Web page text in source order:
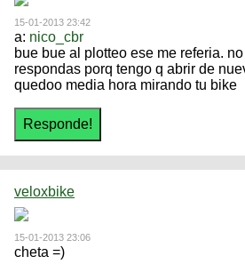
15-01-2013 23:42
a: nico_cbr
bue bue al plotteo ese me referia.
respondas porq tengo q abrir de
quedoo media hora mirando tu bike
veloxbike
15-01-2013 23:06
cheta =)